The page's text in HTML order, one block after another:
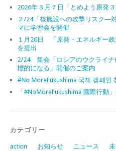
2026年３月７日「とめよう原発
２/24「核施設への攻撃リスク―
マに学習会を開催
１月26日 「原発・エネルギー政
を提出
2/24 集会「ロシアのウクライ
標的になる」開催のご案内
#No MoreFukushima 국제 캠페인
「#NoMoreFukushima 國際行動
カテゴリー
action お知らせ ニュース